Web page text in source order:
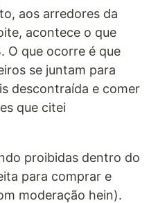
aos arredores da
acontece o que
O que ocorre é que
se juntam para
descontraída e comer
que citei
proibidas dentro do
para comprar e
moderação hein).